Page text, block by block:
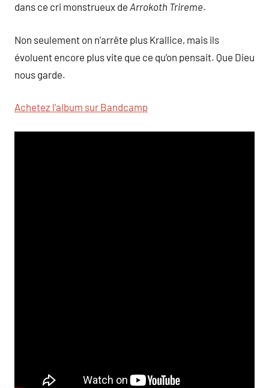
dans ce cri monstrueux de Arrokoth Trireme.
Non seulement on n’arrête plus Krallice, mais ils
évoluent encore plus vite que ce qu’on pensait. Que Dieu
nous garde.
Achetez l’album sur Bandcamp